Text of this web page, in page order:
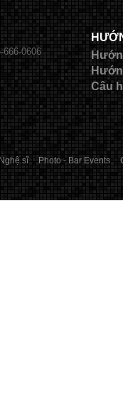
666-0606
Câu
Nghệ sĩ Photo - Bar Events